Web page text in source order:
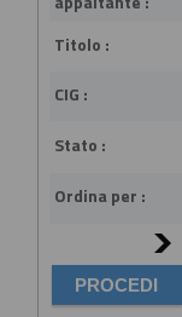
Titolo :
CIG :
Stato :
Ordina per :